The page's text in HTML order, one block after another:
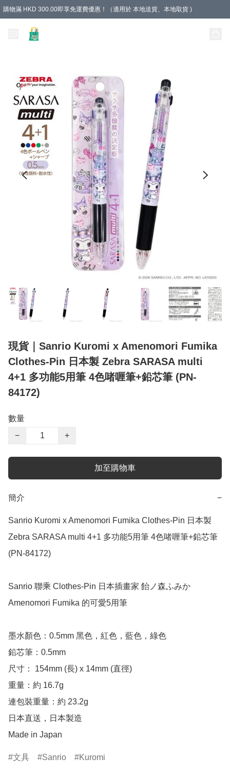
購物滿 HKD 300.00即享免運費優惠！（適用於 本地送貨、本地取貨 )
現貨｜Sanrio Kuromi x Amenomori Fumika
Clothes-Pin 日本製 Zebra SARASA multi
4+1 多功能5用筆 4色啫喱筆+鉛芯筆 (PN-
84172)
數量
−
+
加至購物車
簡介 −
Sanrio Kuromi x Amenomori Fumika Clothes-Pin 日本製
Zebra SARASA multi 4+1 多功能5用筆 4色啫喱筆+鉛芯筆
(PN-84172)
Sanrio 聯乘 Clothes-Pin 日本插畫家 飴ノ森ふみか
Amenomori Fumika 的可愛5用筆
墨水顏色：0.5mm 黑色，紅色，藍色，綠色
鉛芯筆：0.5mm
尺寸： 154mm (長) x 14mm (直徑)
重量：約 16.7g
連包裝重量：約 23.2g
日本直送，日本製造
Made in Japan
文具 Sanrio Kuromi